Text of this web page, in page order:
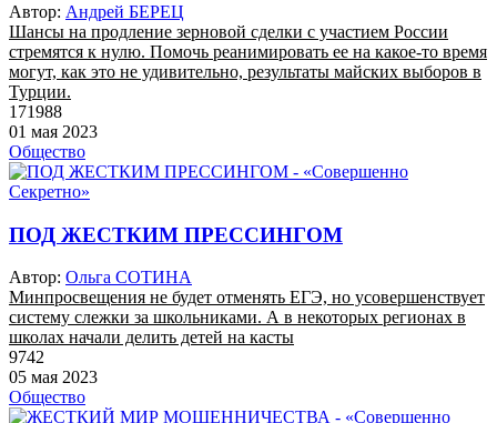
Автор: Андрей БЕРЕЦ
Шансы на продление зерновой сделки с участием России
стремятся к нулю. Помочь реанимировать ее на какое-то время
могут, как это не удивительно, результаты майских выборов в
Турции.
171988
01 мая 2023
Общество
ПОД ЖЕСТКИМ ПРЕССИНГОМ
Автор: Ольга СОТИНА
Минпросвещения не будет отменять ЕГЭ, но усовершенствует
систему слежки за школьниками. А в некоторых регионах в
школах начали делить детей на касты
9742
05 мая 2023
Общество